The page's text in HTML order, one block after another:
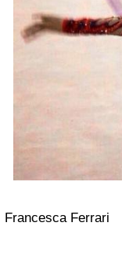
Francesca Ferrari